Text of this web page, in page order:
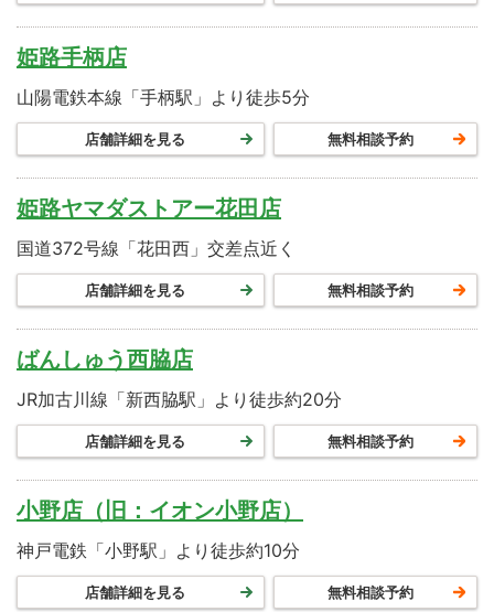
姫路手柄店
山陽電鉄本線「手柄駅」より徒歩5分
店舗詳細を見る 無料相談予約
姫路ヤマダストアー花田店
国道372号線「花田西」交差点近く
店舗詳細を見る 無料相談予約
ばんしゅう西脇店
JR加古川線「新西脇駅」より徒歩約20分
店舗詳細を見る 無料相談予約
小野店（旧：イオン小野店）
神戸電鉄「小野駅」より徒歩約10分
店舗詳細を見る 無料相談予約